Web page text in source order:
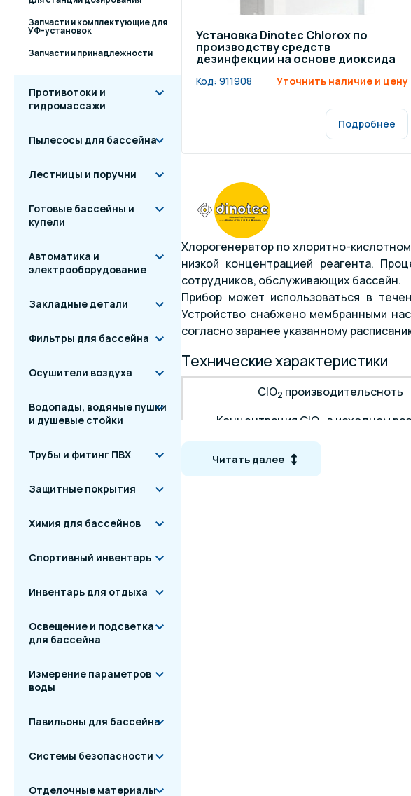
Запчасти и комплектующие для
УФ-установок
Запчасти и принадлежности
Противотоки и
гидромассажи
Пылесосы для бассейна
Лестницы и поручни
Готовые бассейны и
купели
Автоматика и
электрооборудование
Закладные детали
Фильтры для бассейна
Осушители воздуха
Водопады, водяные пушки
и душевые стойки
Трубы и фитинг ПВХ
Защитные покрытия
Химия для бассейнов
Спортивный инвентарь
Инвентарь для отдыха
Освещение и подсветка
для бассейна
Измерение параметров
воды
Павильоны для бассейна
Системы безопасности
Отделочные материалы
Установка Dinotec Chlorox по
производству средств
дезинфекции на основе диоксида
хлора 100 г/ч
Код: 911908 Уточнить наличие и цену
Подробнее
Хлорогенератор по хлоритно-
низкой концентрацией реагента.
сотрудников, обслуживающих бассейн.
Прибор может использоваться в
Устройство снабжено мембранными
согласно заранее указанному
Технические характеристики
ClO2 производительсноть
Концентрация ClO2 в исходном
Макс. концентрация
Макс. рабочее давление
Читать далее